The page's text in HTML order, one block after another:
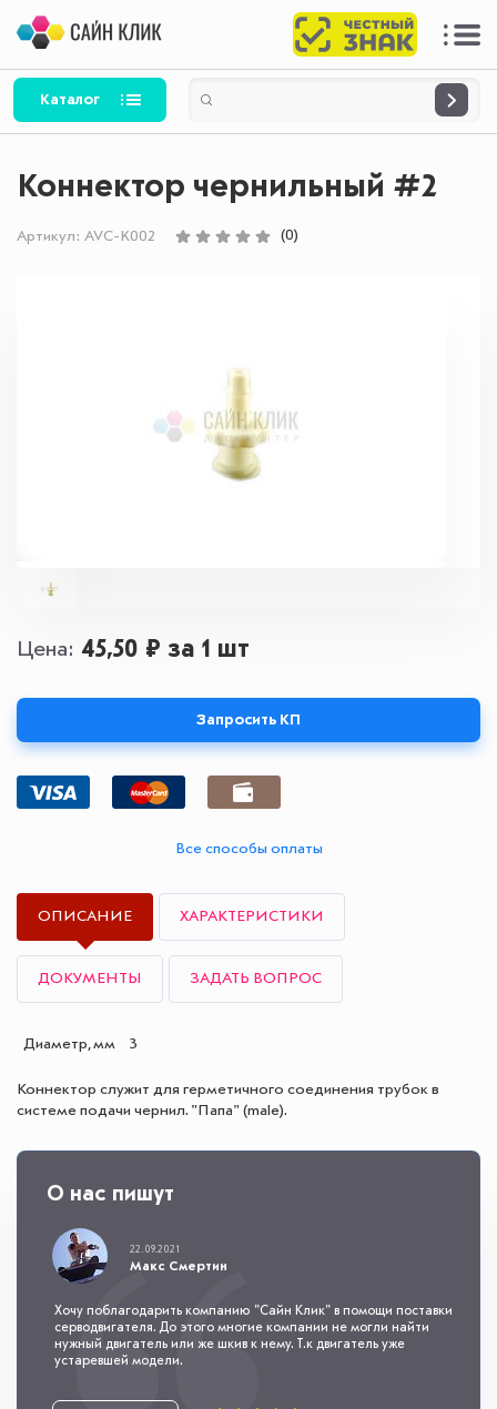
Каталог
Коннектор чернильный #2
Артикул: AVC-K002 (0)
Цена 45,50 ₽ за 1 шт
Запросить КП
Все способы оплаты
ОПИСАНИЕ ХАРАКТЕРИСТИКИ
ДОКУМЕНТЫ ЗАДАТЬ ВОПРОС
Диаметр, мм 3
Коннектор служит для герметичного соединения трубок в
системе подачи чернил. "Папа" (male).
О нас пишут
22.09.2021
Макс Смертин
Хочу поблагодарить компанию "Сайн Клик" в помощи поставки
серводвигателя. До этого многие компании не могли найти
нужный двигатель или же шкив к нему. Т.к двигатель уже
устаревшей модели.